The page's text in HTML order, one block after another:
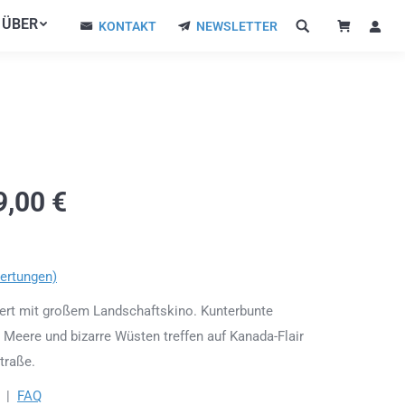
ÜBER KONTAKT NEWSLETTER
€
mit großem Landschaftskino. Kunterbunte
und bizarre Wüsten treffen auf Kanada-Flair
| FAQ
ÜBER KONTAKT NEWSLETTER